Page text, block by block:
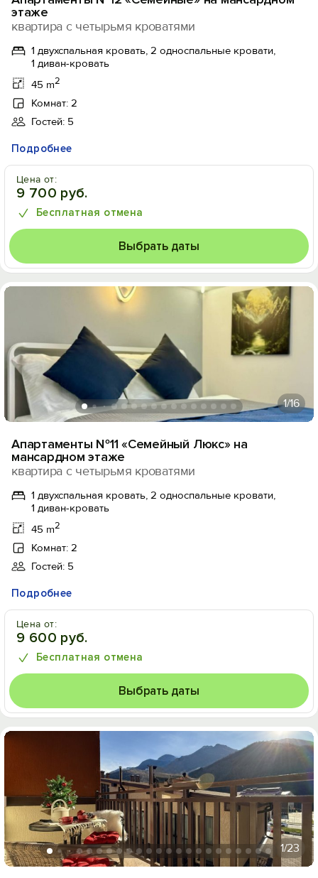
этаже
квартира с четырьмя кроватями
1 двухспальная кровать, 2 односпальные кровати,
1 диван-кровать
45 m2
Комнат: 2
Гостей: 5
Подробнее
Цена от:
9 700 руб.
Бесплатная отмена
Выбрать даты
1/16
Апартаменты №11 «Семейный Люкс» на
мансардном этаже
квартира с четырьмя кроватями
1 двухспальная кровать, 2 односпальные кровати,
1 диван-кровать
45 m2
Комнат: 2
Гостей: 5
Подробнее
Цена от:
9 600 руб.
Бесплатная отмена
Выбрать даты
1/23